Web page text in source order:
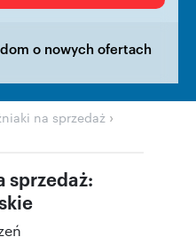
o nowych ofertach
na sprzedaż ›
sprzedaż: